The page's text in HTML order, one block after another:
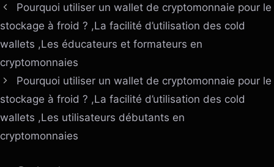
Pourquoi utiliser un wallet de cryptomonnaie pour le
stockage à froid ? ,La facilité d’utilisation des cold
wallets ,Les éducateurs et formateurs en
cryptomonnaies
Pourquoi utiliser un wallet de cryptomonnaie pour le
stockage à froid ? ,La facilité d’utilisation des cold
wallets ,Les utilisateurs débutants en
cryptomonnaies